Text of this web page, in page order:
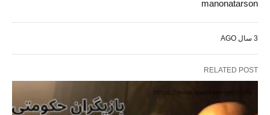
manonatarson
3 سال AGO
RELATED POST